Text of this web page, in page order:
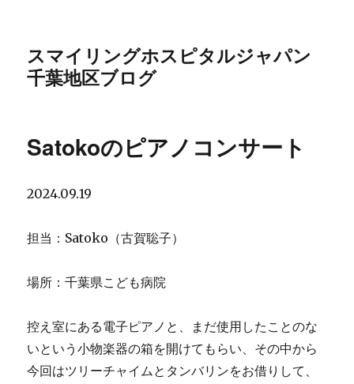
スマイリングホスピタルジャパン
千葉地区ブログ
Satokoのピアノコンサート
2024.09.19
担当：Satoko（古賀聡子）
場所：千葉県こども病院
控え室にある電子ピアノと、まだ使用したことのな
いという小物楽器の箱を開けてもらい、その中から
今回はツリーチャイムとタンバリンをお借りして、